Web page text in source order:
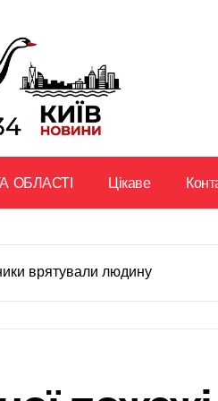
ОБЛАСТІ Цікаве
врятували людину